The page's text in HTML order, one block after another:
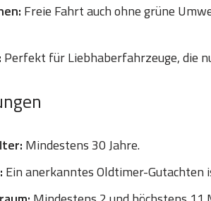
Freie Fahrt auch ohne grüne
Perfekt für Liebhaberfahrzeuge, die
Mindestens 30 Jahre.
Ein anerkanntes Oldtimer-Gutachten